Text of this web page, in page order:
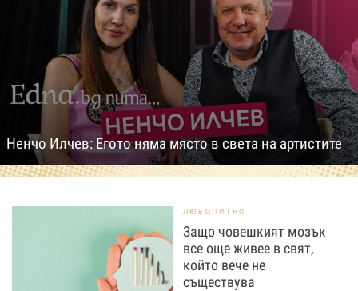
Ненчо Илчев: Егото няма място в света на артистите
ЛЮБОПИТНО
Защо човешкият мозък
все още живее в свят,
който вече не
съществува